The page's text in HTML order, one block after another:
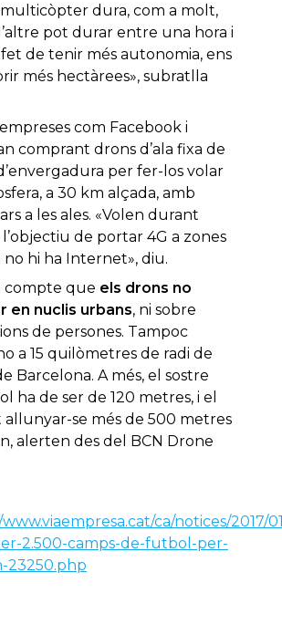
dura, com a molt,
pot durar entre una hora i
fet de tenir més autonomia, ens
més hectàrees», subratlla
com Facebook i
comprant drons d’ala fixa de
per fer-los volar
a 30 km alçada, amb
a les ales. «Volen durant
de portar 4G a zones
hi ha Internet», diu.
compte que els drons no
en nuclis urbans, ni sobre
de persones. Tampoc
a 15 quilòmetres de radi de
Barcelona. A més, el sostre
ha de ser de 120 metres, i el
se més de 500 metres
alerten des del BCN Drone
ca/notices/2017/
2.500-camps-de-futbol-per-
23250.php